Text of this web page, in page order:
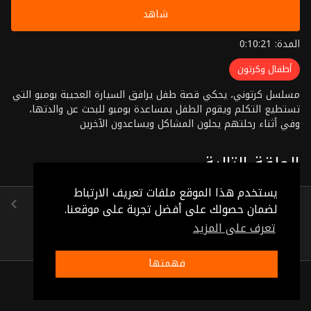
يستخدم هذا الموقع ملفات تعريف الارتباط
لضمان حصولك على أفضل تجربة على موقعنا.
تعرف على المزيد
فهمتها
شاهد
المدة: 0:10:21
أطفال وكرتون
مسلسل كرتوني، يحكي قصة طفل يرافق السيارة العجيبة بومبو التي
تستطيع التكلم ويقوم الطفل بمساعدة بومبو للبحث عن والدتها،
وفي أثناء رحلتهم يحلون المشاكل ويساعدون الآخرين
الحلقة التالية
الحلقة 78
(0:10:20)